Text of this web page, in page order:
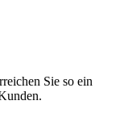
Sie so ein